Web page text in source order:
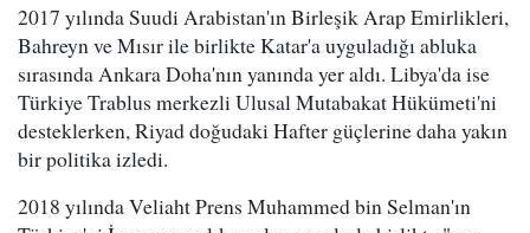
2017 yılında Suudi Arabistan'ın Birleşik Arap Emirlikleri,
Bahreyn ve Mısır ile birlikte Katar'a uyguladığı abluka
sırasında Ankara Doha'nın yanında yer aldı. Libya'da ise
Türkiye Trablus merkezli Ulusal Mutabakat Hükümeti'ni
desteklerken, Riyad doğudaki Hafter güçlerine daha yakın
bir politika izledi.
2018 yılında Veliaht Prens Muhammed bin Selman'ın